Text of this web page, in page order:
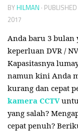
BY HILMAN · PUBLISHED
2017
Anda baru 3
keperluan DVR /
Kapasitasnya
namun kini Anda
kurang dan cepat
kamera CCTV
yang salah?
cepat penuh?